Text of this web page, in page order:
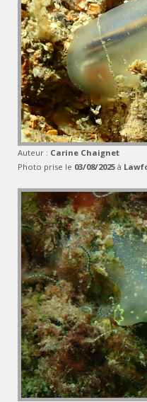
Auteur : Carine Chaignet
Photo prise le 03/08/2025 à